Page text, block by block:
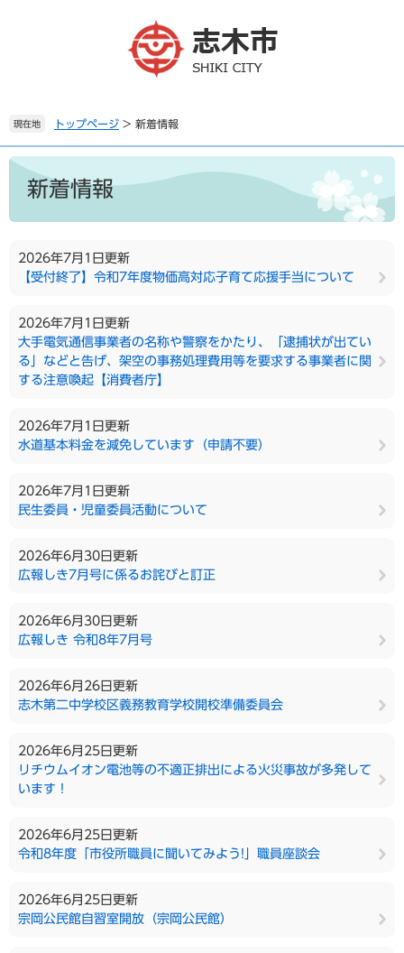
。
て
へ
現在地 トップページ > 新着情報
本
新着情報
2026年7月1日更新
【受付終了】令和7年度物価高対応子育て応援手当について
2026年7月1日更新
大手電気通信事業者の名称や警察をかたり、「逮捕状が出てい
る」などと告げ、架空の事務処理費用等を要求する事業者に関
する注意喚起【消費者庁】
2026年7月1日更新
水道基本料金を減免しています（申請不要）
2026年7月1日更新
民生委員・児童委員活動について
2026年6月30日更新
広報しき7月号に係るお詫びと訂正
2026年6月30日更新
広報しき 令和8年7月号
2026年6月26日更新
志木第二中学校区義務教育学校開校準備委員会
2026年6月25日更新
リチウムイオン電池等の不適正排出による火災事故が多発して
います！
2026年6月25日更新
令和8年度「市役所職員に聞いてみよう!」職員座談会
2026年6月25日更新
宗岡公民館自習室開放（宗岡公民館）